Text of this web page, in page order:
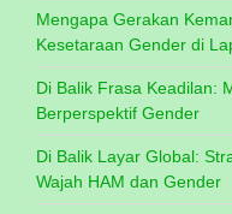
Mengapa Gerakan
Kesetaraan Gender di
Di Balik Frasa Keadilan:
Berperspektif Gender
Di Balik Layar Global:
Wajah HAM dan Gender